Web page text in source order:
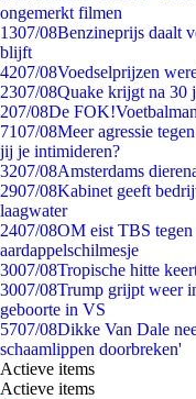
ongemerkt filmen
1307/08Benzineprijs daalt
blijft
4207/08Voedselprijzen
2307/08Quake krijgt na 30
207/08De
7107/08Meer agressie
jij je intimideren?
3207/08Amsterdams
2907/08Kabinet geeft
laagwater
2407/08OM eist TBS tegen
aardappelschilmesje
3007/08Tropische hitte
3007/08Trump grijpt weer
geboorte in VS
5707/08Dikke Van Dale
schaamlippen doorbreken'
Actieve items
Actieve items